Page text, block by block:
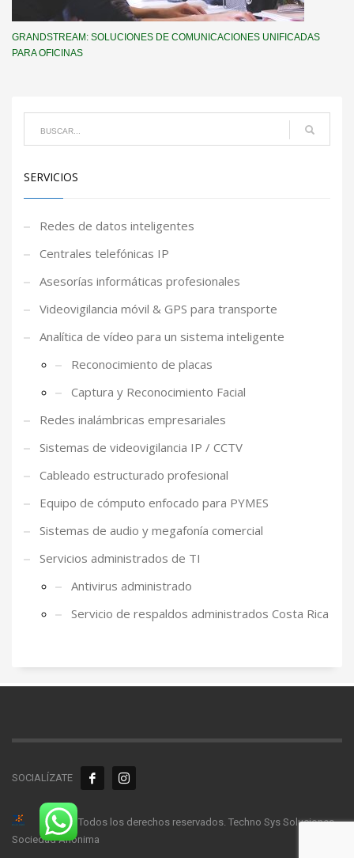
GRANDSTREAM: SOLUCIONES DE COMUNICACIONES UNIFICADAS
PARA OFICINAS
SERVICIOS
Redes de datos inteligentes
Centrales telefónicas IP
Asesorías informáticas profesionales
Videovigilancia móvil & GPS para transporte
Analítica de vídeo para un sistema inteligente
Reconocimiento de placas
Captura y Reconocimiento Facial
Redes inalámbricas empresariales
Sistemas de videovigilancia IP / CCTV
Cableado estructurado profesional
Equipo de cómputo enfocado para PYMES
Sistemas de audio y megafonía comercial
Servicios administrados de TI
Antivirus administrado
Servicio de respaldos administrados Costa Rica
SOCIALÍZATE
© 2026. Todos los derechos reservados. Techno Sys Soluciones
Sociedad Anónima